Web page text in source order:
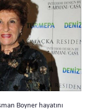
Boyner hayatını